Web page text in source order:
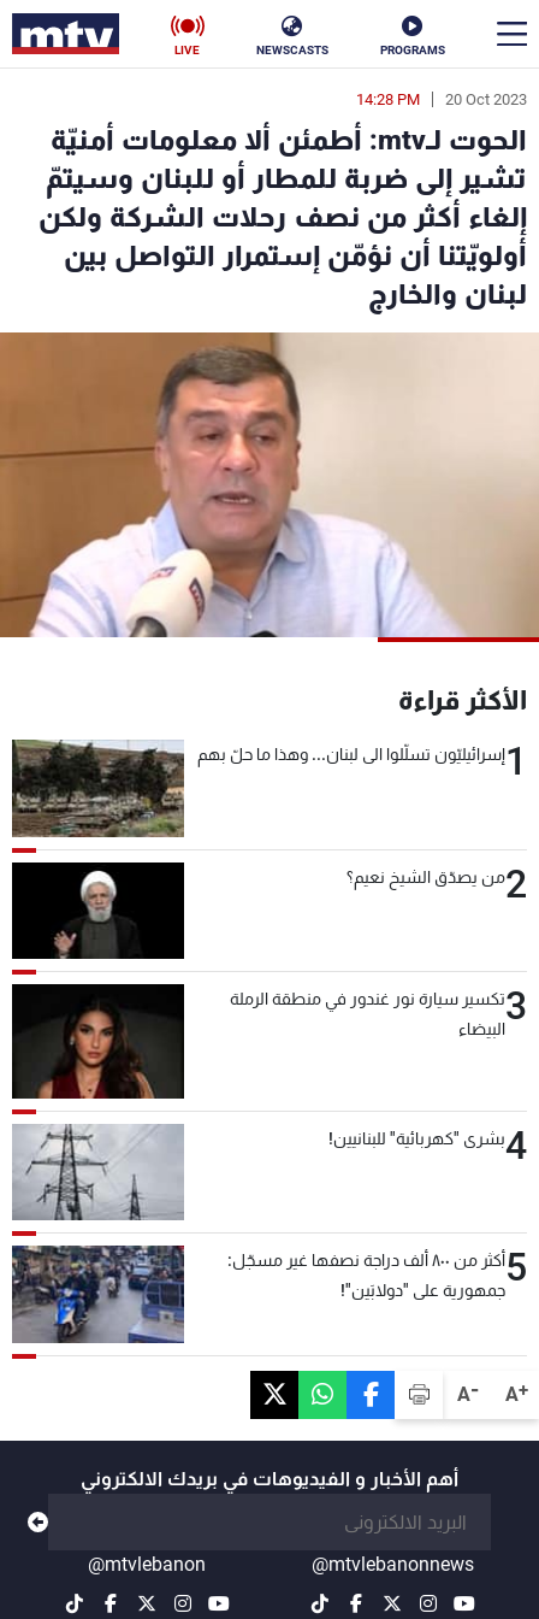
PROGRAMS
NEWSCASTS
LIVE
A+
A-
20 Oct 2023
14:28 PM
الحوت لـmtv: أطمئن ألا معلومات أمنيّة
تشير إلى ضربة للمطار أو للبنان وسيتمّ
إلغاء أكثر من نصف رحلات الشركة ولكن
أولويّتنا أن نؤمّن إستمرار التواصل بين
لبنان والخارج
الأكثر قراءة
1إسرائيليّون تسلّلوا الى لبنان... وهذا ما حلّ بهم
2من يصدّق الشيخ نعيم؟
3تكسير سيارة نور غندور في منطقة الرملة
البيضاء
4بشرى "كهربائية" للبنانيين!
5
أكثر من ٨٠٠ ألف دراجة نصفها غير مسجّل:
جمهورية على "دولابَين"!
أهم الأخبار و الفيديوهات في بريدك الالكتروني
@mtvlebanonnews
@mtvlebanon
en
الأخبار
سياسة ناس
إقتصاد فن
منوعات رياضة
شاهد البرامج
الإنـتـاج
سياسة الخصوصية